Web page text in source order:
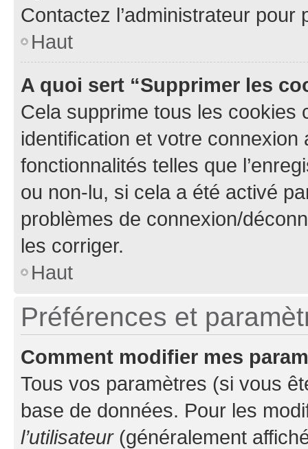
Contactez l’administrateur
Haut
A quoi sert “Supprimer les
Cela supprime tous les cookies
identification et votre
fonctionnalités telles que
ou non-lu, si cela a été activé
problèmes de connexion/
les corriger.
Haut
Préférences et
Comment modifier mes
Tous vos paramètres (si vous
base de données. Pour les
l’utilisateur(généralement